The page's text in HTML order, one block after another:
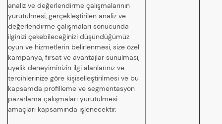
analiz ve değerlendirme çalışmalarının
yürütülmesi, gerçekleştirilen analiz ve
değerlendirme çalışmaları sonucunda
ilginizi çekebileceğinizi düşündüğümüz
oyun ve hizmetlerin belirlenmesi, size özel
kampanya, fırsat ve avantajlar sunulması,
üyelik deneyiminizin ilgi alanlarınız ve
tercihlerinize göre kişiselleştirilmesi ve bu
kapsamda profilleme ve segmentasyon
pazarlama çalışmaları yürütülmesi
amaçları kapsamında işlenecektir.